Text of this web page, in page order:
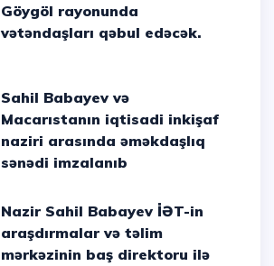
Göygöl rayonunda
vətəndaşları qəbul edəcək.
Sahil Babayev və
Macarıstanın iqtisadi inkişaf
naziri arasında əməkdaşlıq
sənədi imzalanıb
Nazir Sahil Babayev İƏT-in
araşdırmalar və təlim
mərkəzinin baş direktoru ilə